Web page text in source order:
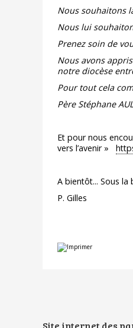
Nous souhaitons
Nous lui
Prenez soin de
Nous avons
notre diocèse
Pour tout cela
Père Stéphane
Et pour nous
vers l’avenir »
A bientôt... Sous la
P. Gilles
Actions
Site internet des